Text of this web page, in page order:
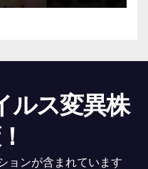
ルス変異株
ョンが含まれています